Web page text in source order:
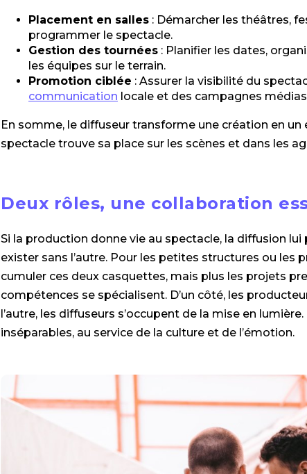
Placement en salles : Démarcher les théâtres,
programmer le spectacle.
Gestion des tournées : Planifier les dates,
les équipes sur le terrain.
Promotion ciblée : Assurer la visibilité du
communication locale et des campagnes
En somme, le diffuseur transforme une création en un
spectacle trouve sa place sur les scènes et dans les
Deux rôles, une collaboration
Si la production donne vie au spectacle, la diffusion lui
exister sans l’autre. Pour les petites structures ou les
cumuler ces deux casquettes, mais plus les projets
compétences se spécialisent. D’un côté, les
l’autre, les diffuseurs s’occupent de la mise en
inséparables, au service de la culture et de l’émotion.